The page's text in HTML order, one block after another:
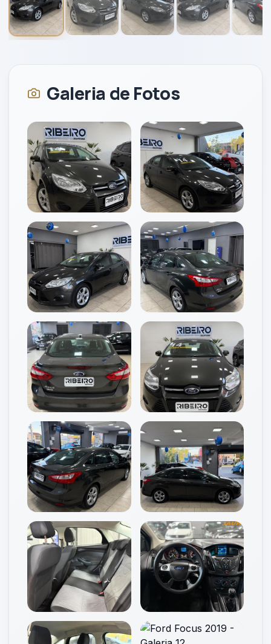
Galeria de Fotos